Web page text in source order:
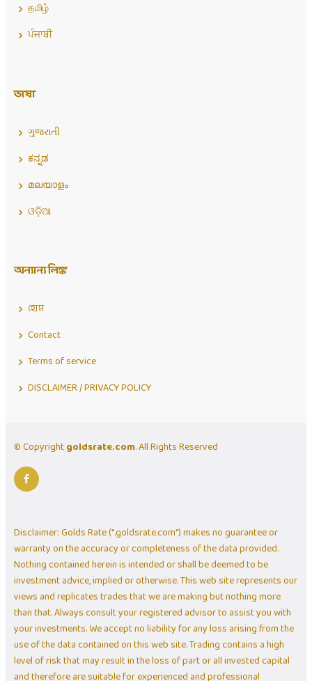
தமிழ்
ਪੰਜਾਬੀ
ভাষা
ગુજરાતી
ಕನ್ನಡ
മലയാളം
ଓଡ଼ିଆ
অন্যান্য লিঙ্ক
হোম
Contact
Terms of service
DISCLAIMER / PRIVACY POLICY
© Copyrightgoldsrate.com. All Rights Reserved
Disclaimer: Golds Rate (".goldsrate.com") makes no guarantee or
warranty on the accuracy or completeness of the data provided.
Nothing contained herein is intended or shall be deemed to be
investment advice, implied or otherwise. This web site represents our
views and replicates trades that we are making but nothing more
than that. Always consult your registered advisor to assist you with
your investments. We accept no liability for any loss arising from the
use of the data contained on this web site. Trading contains a high
level of risk that may result in the loss of part or all invested capital
and therefore are suitable for experienced and professional